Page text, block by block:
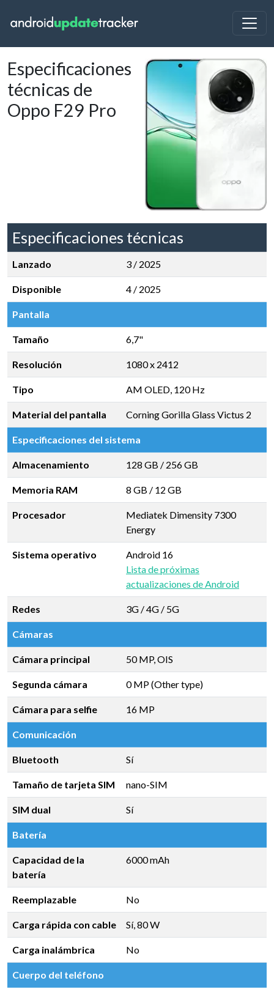
Especificaciones
técnicas de
Oppo F29 Pro
Especificaciones técnicas
Lanzado 3 / 2025
Disponible 4 / 2025
Pantalla
Tamaño 6,7"
Resolución 1080 x 2412
Tipo AM OLED, 120 Hz
Material del pantalla Corning Gorilla Glass Victus 2
Especificaciones del sistema
Almacenamiento 128 GB / 256 GB
Memoria RAM 8 GB / 12 GB
Procesador
Mediatek Dimensity 7300
Energy
Sistema operativo
Android 16
Lista de próximas
actualizaciones de Android
Redes 3G / 4G / 5G
Cámaras
Cámara principal 50 MP, OIS
Segunda cámara 0 MP (Other type)
Cámara para selfie 16 MP
Comunicación
Bluetooth Sí
Tamaño de tarjeta SIM nano-SIM
SIM dual Sí
Batería
Capacidad de la
batería
6000 mAh
Reemplazable No
Carga rápida con cable Sí, 80 W
Carga inalámbrica No
Cuerpo del teléfono